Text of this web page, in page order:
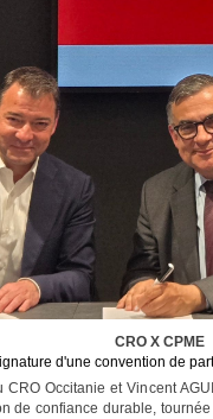
CRO X CPME
d'une convention de
CRO Occitanie et Vincent
de confiance durable,